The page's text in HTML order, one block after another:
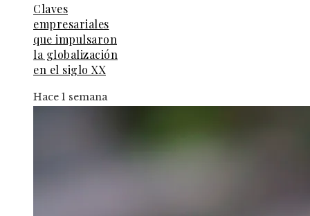
Claves
empresariales
que impulsaron
la globalización
en el siglo XX
Hace 1 semana